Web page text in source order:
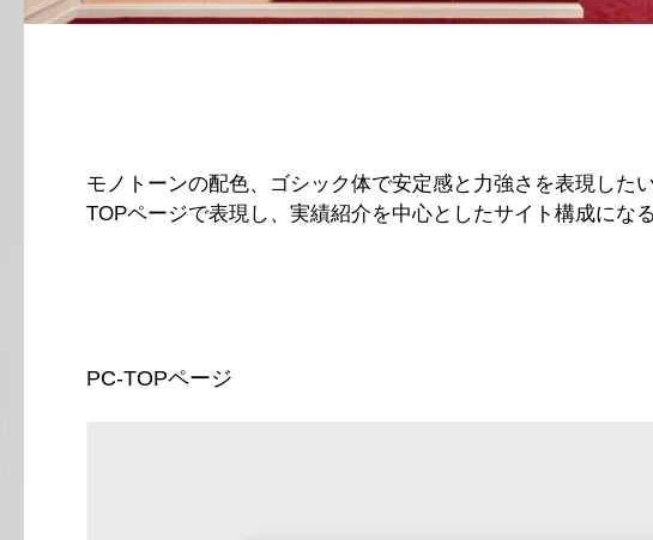
モノトーンの配色、ゴシック体で安定感と力強さを表現し
TOPページで表現し、実績紹介を中心としたサイト構成にな
PC-TOPページ